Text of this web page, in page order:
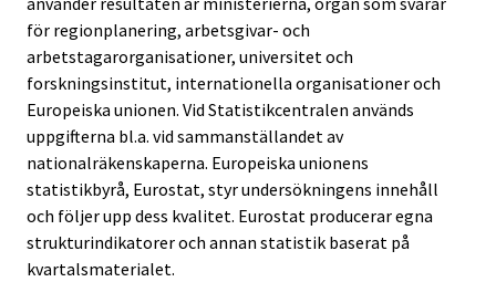
för regionplanering, arbetsgivar- och
arbetstagarorganisationer, universitet och
forskningsinstitut, internationella organisationer och
Europeiska unionen. Vid Statistikcentralen används
uppgifterna bl.a. vid sammanställandet av
nationalräkenskaperna. Europeiska unionens
statistikbyrå, Eurostat, styr undersökningens innehåll
och följer upp dess kvalitet. Eurostat producerar egna
strukturindikatorer och annan statistik baserat på
kvartalsmaterialet.